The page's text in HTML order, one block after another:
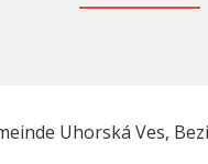
Uhorská Ves,